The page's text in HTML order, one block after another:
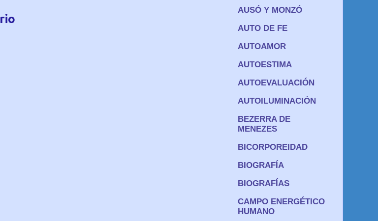
AUSÓ Y MONZÓ
AUTO DE FE
AUTOAMOR
AUTOESTIMA
AUTOEVALUACIÓN
AUTOILUMINACIÓN
BEZERRA DE
MENEZES
BICORPOREIDAD
BIOGRAFÍA
BIOGRAFÍAS
CAMPO ENERGÉTICO
HUMANO